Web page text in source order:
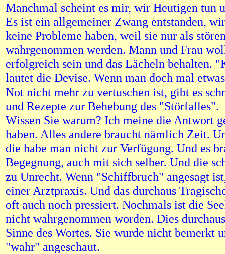
Manchmal scheint es mir, wir Heutigen tun
Es ist ein allgemeiner Zwang entstanden,
keine Probleme haben, weil sie nur als
wahrgenommen werden. Mann und Frau
erfolgreich sein und das Lächeln behalten.
lautet die Devise. Wenn man doch mal
Not nicht mehr zu vertuschen ist, gibt es
und Rezepte zur Behebung des "Störfalles".
Wissen Sie warum? Ich meine die Antwort
haben. Alles andere braucht nämlich Zeit.
die habe man nicht zur Verfügung. Und es
Begegnung, auch mit sich selber. Und die
zu Unrecht. Wenn "Schiffbruch" angesagt
einer Arztpraxis. Und das durchaus
oft auch noch pressiert. Nochmals ist die
nicht wahrgenommen worden. Dies
Sinne des Wortes. Sie wurde nicht bemerkt
"wahr" angeschaut.